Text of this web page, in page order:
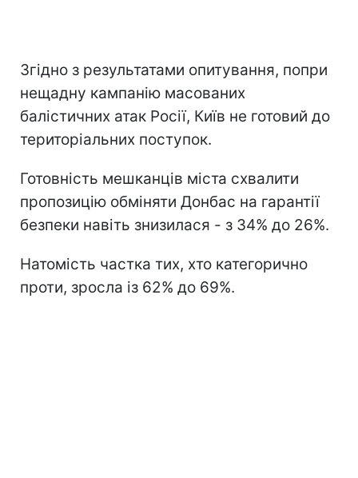
Згідно з результатами опитування, попри
нещадну кампанію масованих
балістичних атак Росії, Київ не готовий до
територіальних поступок.
Готовність мешканців міста схвалити
пропозицію обміняти Донбас на гарантії
безпеки навіть знизилася - з 34% до 26%.
Натомість частка тих, хто категорично
проти, зросла із 62% до 69%.